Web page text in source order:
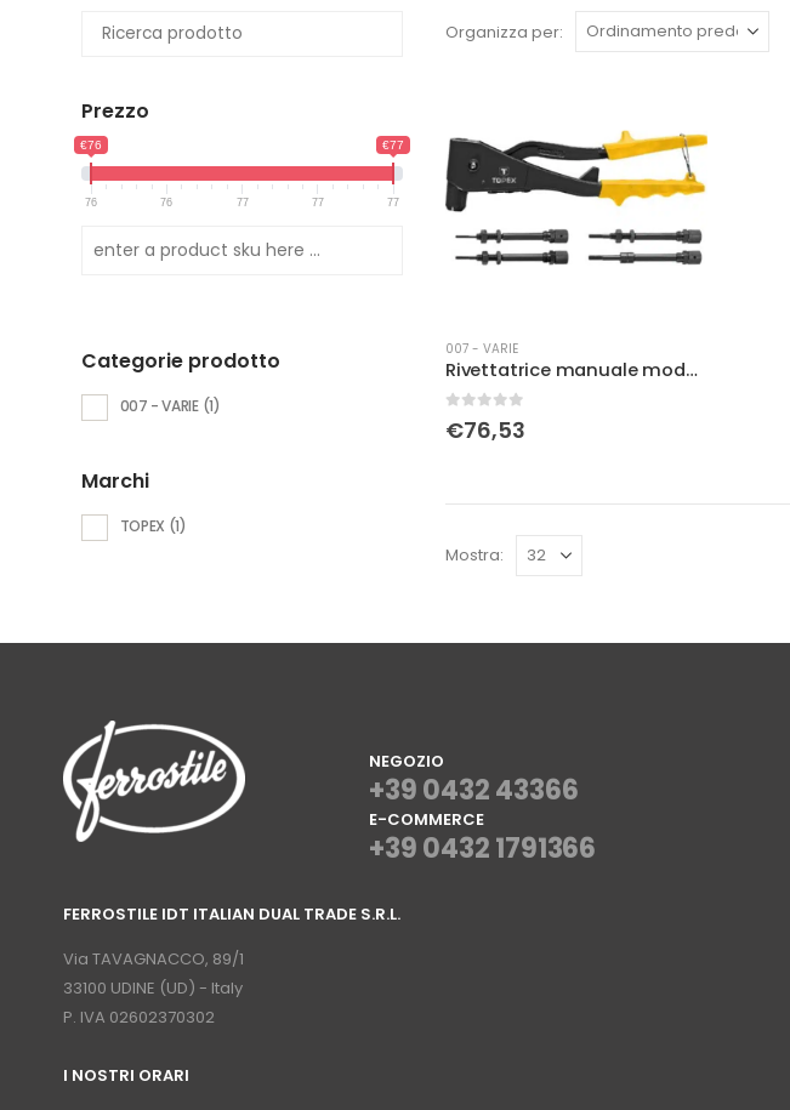
Organizza per:
007 - VARIE
Rivettatrice manuale modello Topex 43E110
Su 5
€76,53
Mostra:
Prezzo
€76 €77
76 76 77 77 77
Categorie prodotto
007 - VARIE (1)
Marchi
TOPEX (1)
NEGOZIO
+39 0432 43366
E-COMMERCE
+39 0432 1791366
FERROSTILE IDT ITALIAN DUAL TRADE S.R.L.
Via TAVAGNACCO, 89/1
33100 UDINE (UD) - Italy
P. IVA 02602370302
I NOSTRI ORARI